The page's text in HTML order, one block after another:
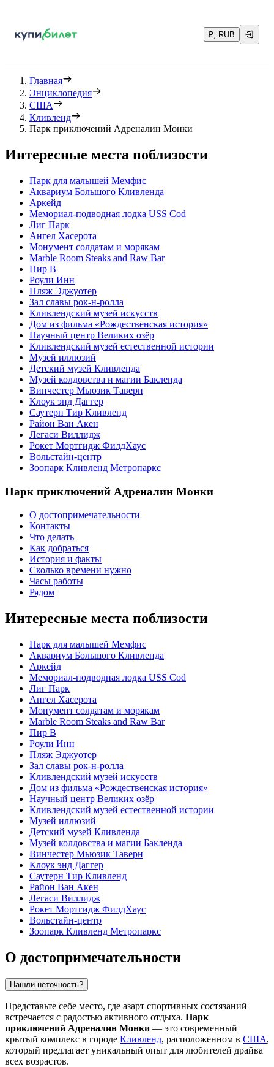
₽, RUB
Главная
Энциклопедия
США
Кливленд
Парк приключений Адреналин Монки
Интересные места поблизости
Парк для малышей Мемфис
Аквариум Большого Кливленда
Аркейд
Мемориал-подводная лодка USS Cod
Лиг Парк
Ангел Хасерота
Монумент солдатам и морякам
Marble Room Steaks and Raw Bar
Пир В
Роули Инн
Пляж Эджуотер
Зал славы рок-н-ролла
Кливлендский музей искусств
Дом из фильма «Рождественская история»
Научный центр Великих озёр
Кливлендский музей естественной истории
Музей иллюзий
Детский музей Кливленда
Музей колдовства и магии Бакленда
Винчестер Мьюзик Таверн
Клоук энд Даггер
Саутерн Тир Кливленд
Район Ван Акен
Легаси Виллидж
Рокет Мортгидж ФилдХаус
Вольстайн-центр
Зоопарк Кливленд Метропаркс
Парк приключений Адреналин Монки
О достопримечательности
Контакты
Что делать
Как добраться
История и факты
Сколько времени нужно
Часы работы
Рядом
Интересные места поблизости
Парк для малышей Мемфис
Аквариум Большого Кливленда
Аркейд
Мемориал-подводная лодка USS Cod
Лиг Парк
Ангел Хасерота
Монумент солдатам и морякам
Marble Room Steaks and Raw Bar
Пир В
Роули Инн
Пляж Эджуотер
Зал славы рок-н-ролла
Кливлендский музей искусств
Дом из фильма «Рождественская история»
Научный центр Великих озёр
Кливлендский музей естественной истории
Музей иллюзий
Детский музей Кливленда
Музей колдовства и магии Бакленда
Винчестер Мьюзик Таверн
Клоук энд Даггер
Саутерн Тир Кливленд
Район Ван Акен
Легаси Виллидж
Рокет Мортгидж ФилдХаус
Вольстайн-центр
Зоопарк Кливленд Метропаркс
О достопримечательности
Нашли неточность?
Представьте себе место, где азарт спортивных состязаний
встречается с радостью активного отдыха. Парк
приключений Адреналин Монки — это современный
крытый комплекс в городе Кливленд, расположенном в США,
который предлагает уникальный опыт для любителей драйва
всех возрастов.